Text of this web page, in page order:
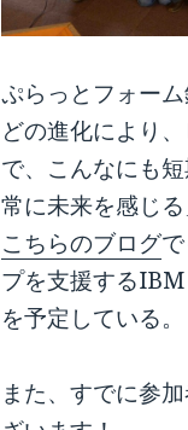
ぷらっとフォー
どの進化により
で、こんなにも
常に未来を感じ
こちらのブログ
プを支援する
を予定している。
また、すでに参